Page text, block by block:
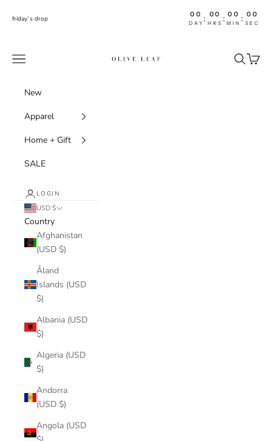
friday`s drop 00
DAY : 00
HRS : 00
MIN : 00
SEC
Navigation menu Search
Cart
New
Apparel
Home + Gift
SALE
LOGIN
USD $
Country
Afghanistan
(USD $)
Åland
Islands (USD
$)
Albania (USD
$)
Algeria (USD
$)
Andorra
(USD $)
Angola (USD